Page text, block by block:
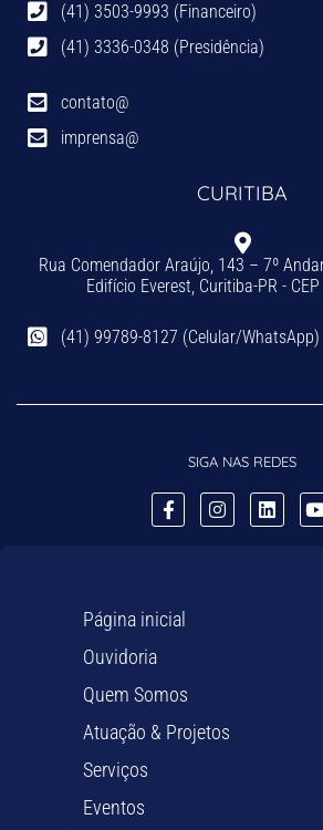
(41) 3503-9993 (Financeiro)
(41) 3336-0348 (Presidência)
contato@
imprensa@
CURITIBA
Rua Comendador Araújo, 143 – 7º
Edifício Everest, Curitiba-PR -
(41) 99789-8127 (Celular/WhatsApp)
SIGA NAS REDES
Página inicial
Ouvidoria
Quem Somos
Atuação & Projetos
Serviços
Eventos